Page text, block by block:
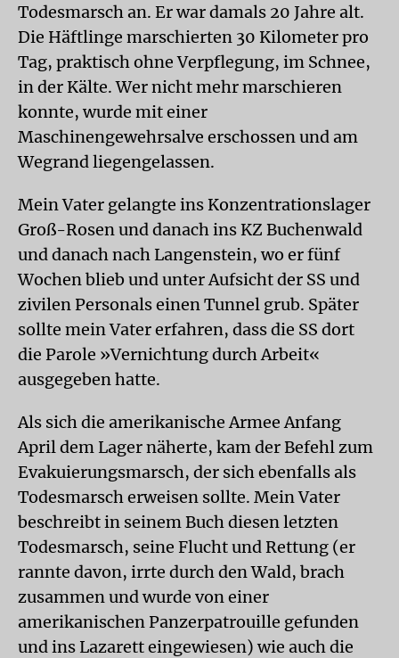
Todesmarsch an. Er war damals 20 Jahre alt.
Die Häftlinge marschierten 30 Kilometer pro
Tag, praktisch ohne Verpflegung, im Schnee,
in der Kälte. Wer nicht mehr marschieren
konnte, wurde mit einer
Maschinengewehrsalve erschossen und am
Wegrand liegengelassen.
Mein Vater gelangte ins Konzentrationslager
Groß-Rosen und danach ins KZ Buchenwald
und danach nach Langenstein, wo er fünf
Wochen blieb und unter Aufsicht der SS und
zivilen Personals einen Tunnel grub. Später
sollte mein Vater erfahren, dass die SS dort
die Parole »Vernichtung durch Arbeit«
ausgegeben hatte.
Als sich die amerikanische Armee Anfang
April dem Lager näherte, kam der Befehl zum
Evakuierungsmarsch, der sich ebenfalls als
Todesmarsch erweisen sollte. Mein Vater
beschreibt in seinem Buch diesen letzten
Todesmarsch, seine Flucht und Rettung (er
rannte davon, irrte durch den Wald, brach
zusammen und wurde von einer
amerikanischen Panzerpatrouille gefunden
und ins Lazarett eingewiesen) wie auch die